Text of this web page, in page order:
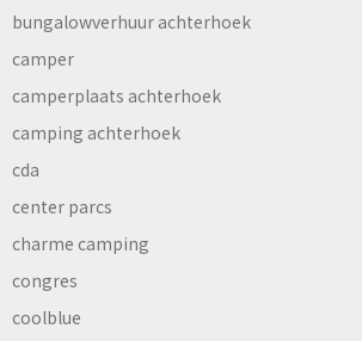
bungalowverhuur achterhoek
camper
camperplaats achterhoek
camping achterhoek
cda
center parcs
charme camping
congres
coolblue